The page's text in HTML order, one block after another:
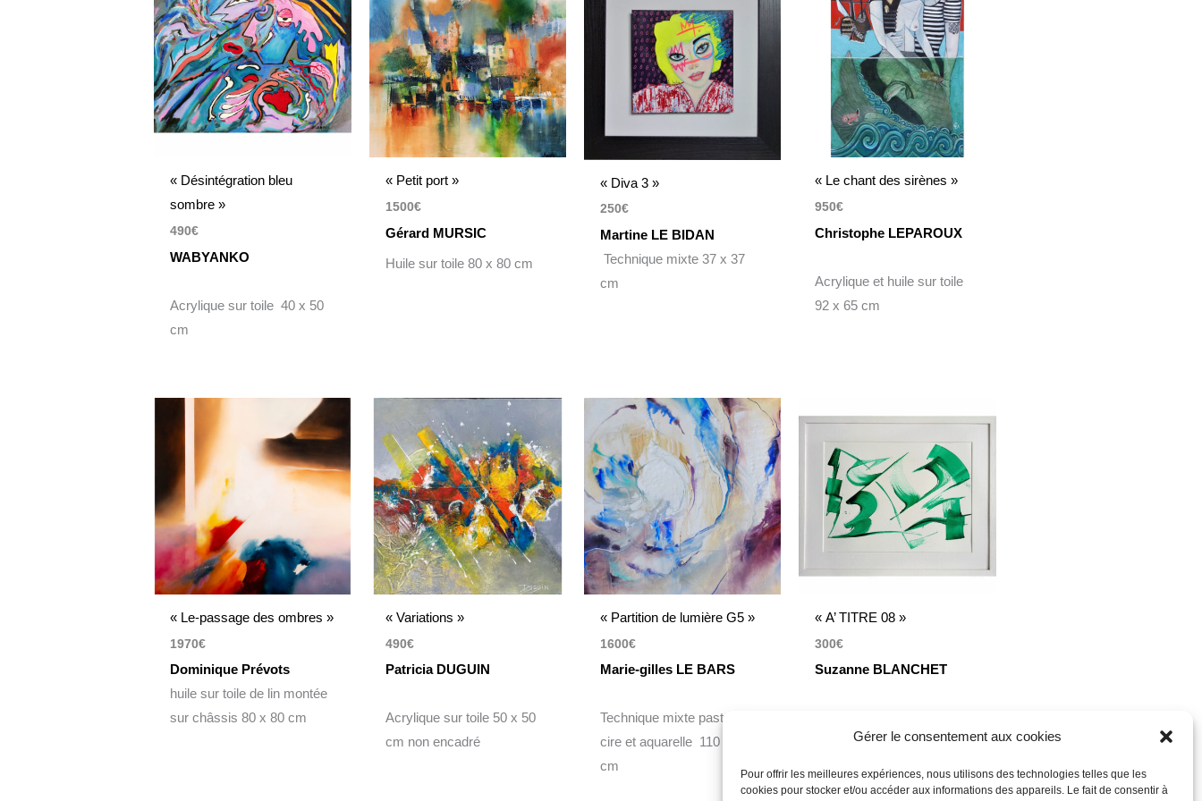
Gérer le consentement aux cookies
Pour offrir les meilleures expériences, nous utilisons des technologies telles que les
cookies pour stocker et/ou accéder aux informations des appareils. Le fait de consentir à
« Désintégration bleu
sombre »
490€
WABYANKO
Acrylique sur toile 40 x 50
cm
« Petit port »
1500€
Gérard MURSIC
Huile sur toile 80 x 80 cm
« Diva 3 »
250€
Martine LE BIDAN
Technique mixte 37 x 37
cm
« Le chant des sirènes »
950€
Christophe LEPAROUX
Acrylique et huile sur toile
92 x 65 cm
« Le-passage des ombres »
1970€
Dominique Prévots
huile sur toile de lin montée
sur châssis 80 x 80 cm
« Variations »
490€
Patricia DUGUIN
Acrylique sur toile 50 x 50
cm non encadré
« Partition de lumière G5 »
1600€
Marie-gilles LE BARS
Technique mixte pastel à la
cire et aquarelle 110 x 110
cm
« A’ TITRE 08 »
300€
Suzanne BLANCHET
29,7 x 42 cm , cadre bois